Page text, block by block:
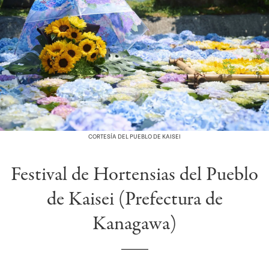
CORTESÍA DEL PUEBLO DE KAISEI
Festival de Hortensias del Pueblo
de Kaisei (Prefectura de
Kanagawa)